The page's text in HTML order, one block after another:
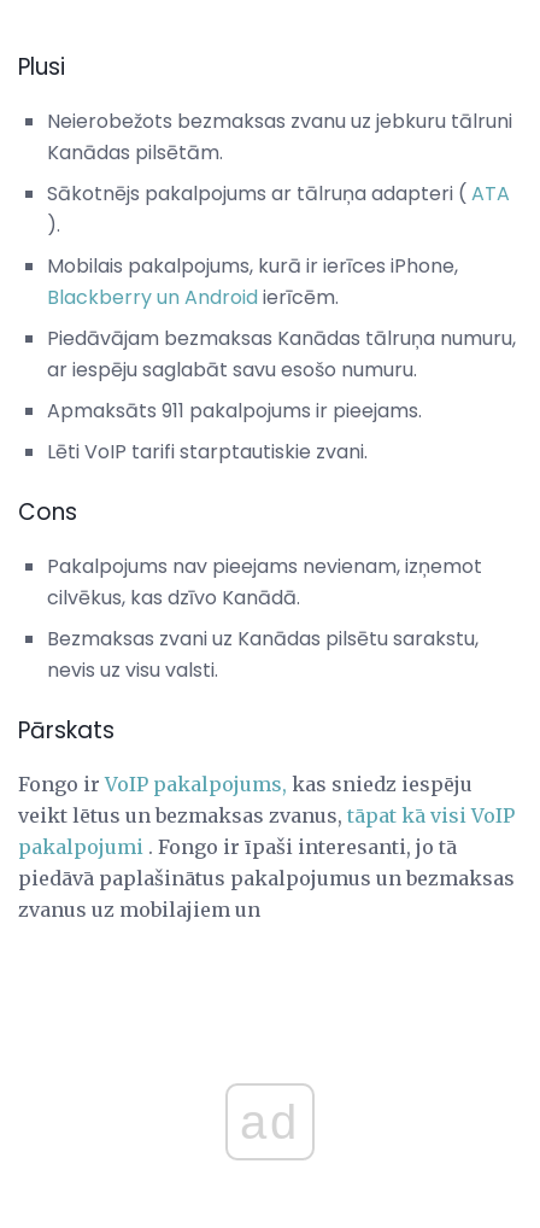
Plusi
Neierobežots bezmaksas zvanu uz jebkuru tālruni
Kanādas pilsētām.
Sākotnējs pakalpojums ar tālruņa adapteri ( ATA
).
Mobilais pakalpojums, kurā ir ierīces iPhone,
Blackberry un Androidierīcēm.
Piedāvājam bezmaksas Kanādas tālruņa numuru,
ar iespēju saglabāt savu esošo numuru.
Apmaksāts 911 pakalpojums ir pieejams.
Lēti VoIP tarifi starptautiskie zvani.
Cons
Pakalpojums nav pieejams nevienam, izņemot
cilvēkus, kas dzīvo Kanādā.
Bezmaksas zvani uz Kanādas pilsētu sarakstu,
nevis uz visu valsti.
Pārskats
Fongo irVoIP pakalpojums, kas sniedz iespēju
veikt lētus un bezmaksas zvanus, tāpat kā visi VoIP
pakalpojumi . Fongo ir īpaši interesanti, jo tā
piedāvā paplašinātus pakalpojumus un bezmaksas
zvanus uz mobilajiem un
ad